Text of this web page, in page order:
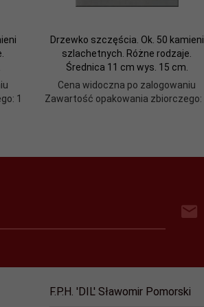
1
Drzewko szczęścia. Ok. 50 kamieni
szlachetnych. Różne rodzaje.
Średnica 11 cm wys. 15 cm.
Cena widoczna po zalogowaniu
Zawartość opakowania zbiorczego:
F.P.H. 'DIL' Sławomir Pomorski